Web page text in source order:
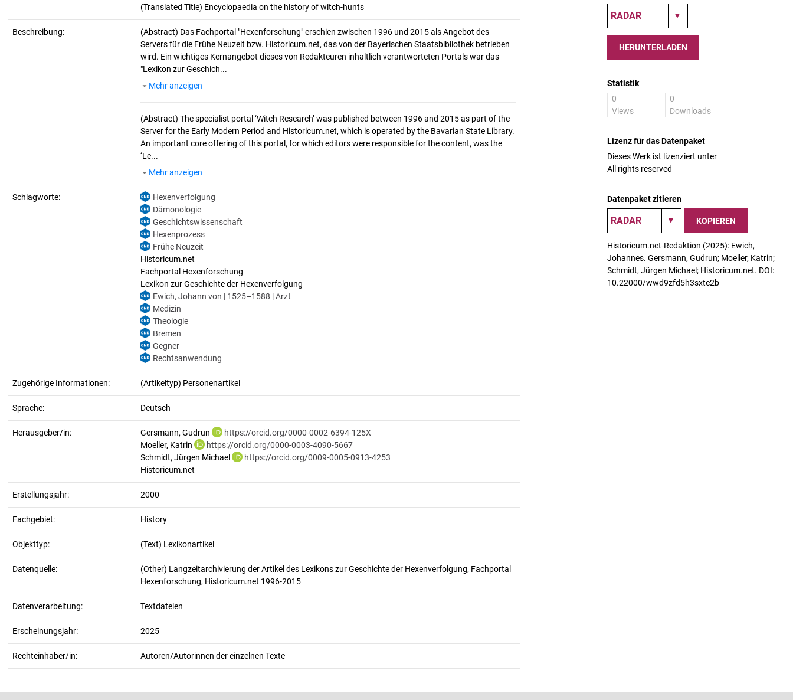
(Translated Title) Encyclopaedia on the history of witch-hunts
Beschreibung: (Abstract) Das Fachportal "Hexenforschung" erschien zwischen 1996 und 2015 als Angebot des
Servers für die Frühe Neuzeit bzw. Historicum.net, das von der Bayerischen Staatsbibliothek betrieben
wird. Ein wichtiges Kernangebot dieses von Redakteuren inhaltlich verantworteten Portals war das
"Lexikon zur Geschich...
Mehr anzeigen
(Abstract) The specialist portal ‘Witch Research’ was published between 1996 and 2015 as part of the
Server for the Early Modern Period and Historicum.net, which is operated by the Bavarian State Library.
An important core offering of this portal, for which editors were responsible for the content, was the
‘Le...
Mehr anzeigen
Schlagworte:
Hexenverfolgung
Dämonologie
Geschichtswissenschaft
Hexenprozess
Frühe Neuzeit
Historicum.net
Fachportal Hexenforschung
Lexikon zur Geschichte der Hexenverfolgung
Ewich, Johann von | 1525–1588 | Arzt
Medizin
Theologie
Bremen
Gegner
Rechtsanwendung
Zugehörige Informationen: (Artikeltyp) Personenartikel
Sprache: Deutsch
Herausgeber/in: Gersmann, Gudrun
https://orcid.org/0000-0002-6394-125X
Moeller, Katrin
https://orcid.org/0000-0003-4090-5667
Schmidt, Jürgen Michael
https://orcid.org/0009-0005-0913-4253
Historicum.net
Erstellungsjahr: 2000
Fachgebiet: History
Objekttyp: (Text) Lexikonartikel
Datenquelle:
(Other) Langzeitarchivierung der Artikel des Lexikons zur Geschichte der Hexenverfolgung, Fachportal
Hexenforschung, Historicum.net 1996-2015
Datenverarbeitung: Textdateien
Erscheinungsjahr: 2025
Rechteinhaber/in: Autoren/Autorinnen der einzelnen Texte
HERUNTERLADEN
Statistik
0
Views
0
Downloads
Lizenz für das Datenpaket
Dieses Werk ist lizenziert unter
All rights reserved
Datenpaket zitieren
KOPIEREN
Historicum.net-Redaktion (2025): Ewich,
Johannes. Gersmann, Gudrun; Moeller, Katrin;
Schmidt, Jürgen Michael; Historicum.net. DOI:
10.22000/wwd9zfd5h3sxte2b